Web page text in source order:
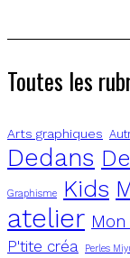
Toutes les
Arts graphiques
Dedans
Graphisme Kids
atelier
P'tite créa Perles